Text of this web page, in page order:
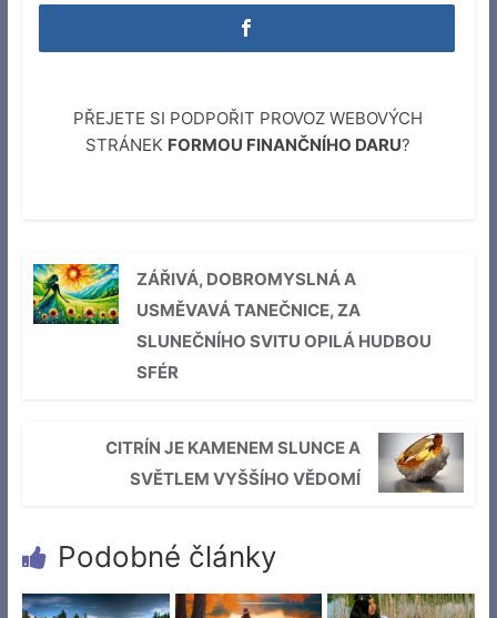
PŘEJETE SI PODPOŘIT PROVOZ WEBOVÝCH
STRÁNEK FORMOU FINANČNÍHO DARU?
ZÁŘIVÁ, DOBROMYSLNÁ A
USMĚVAVÁ TANEČNICE, ZA
SLUNEČNÍHO SVITU OPILÁ HUDBOU
SFÉR
CITRÍN JE KAMENEM SLUNCE A
SVĚTLEM VYŠŠÍHO VĚDOMÍ
Podobné články